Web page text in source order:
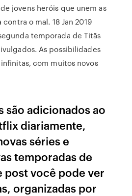
jovens heróis que unem as
o mal. 18 Jan 2019
temporada de Titãs
As possibilidades
com muitos novos
são adicionados ao
diariamente,
séries e
temporadas de
post você pode ver
organizadas por